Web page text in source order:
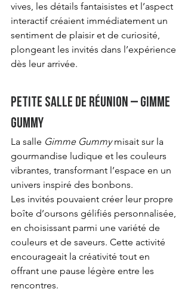
vives, les détails fantaisistes et l’aspect
interactif créaient immédiatement un
sentiment de plaisir et de curiosité,
plongeant les invités dans l’expérience
dès leur arrivée.
Petite salle de réunion – Gimme
Gummy
La salle Gimme Gummy misait sur la
gourmandise ludique et les couleurs
vibrantes, transformant l’espace en un
univers inspiré des bonbons.
Les invités pouvaient créer leur propre
boîte d’oursons gélifiés personnalisée,
en choisissant parmi une variété de
couleurs et de saveurs. Cette activité
encourageait la créativité tout en
offrant une pause légère entre les
rencontres.